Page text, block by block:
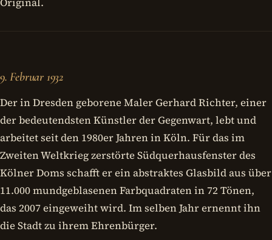
9. Februar 1932
Der in Dresden geborene Maler Gerhard Richter, einer
der bedeutendsten Künstler der Gegenwart, lebt und
arbeitet seit den 1980er Jahren in Köln. Für das im
Zweiten Weltkrieg zerstörte Südquerhausfenster des
Kölner Doms schafft er ein abstraktes Glasbild aus über
11.000 mundgeblasenen Farbquadraten in 72 Tönen,
das 2007 eingeweiht wird. Im selben Jahr ernennt ihn
die Stadt zu ihrem Ehrenbürger.